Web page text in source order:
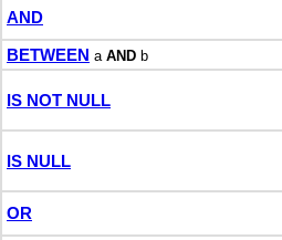
AND
BETWEEN a AND b
IS NOT NULL
IS NULL
OR